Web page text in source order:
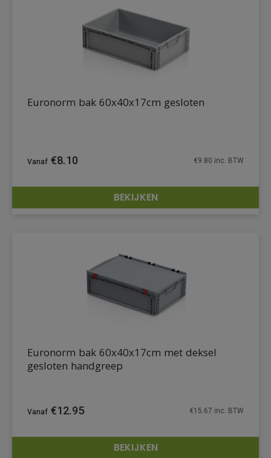
DETAILS
Euronorm bak 60x40x17cm gesloten
€8.10 €9.80 inc. BTW
BEKIJKEN
Euronorm bak 60x40x17cm met deksel
gesloten handgreep
€12.95 €15.67 inc. BTW
BEKIJKEN